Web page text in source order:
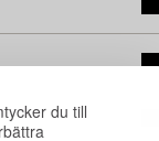
du till